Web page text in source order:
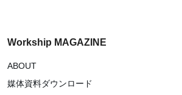
Workship MAGAZINE
ABOUT
媒体資料ダウンロード